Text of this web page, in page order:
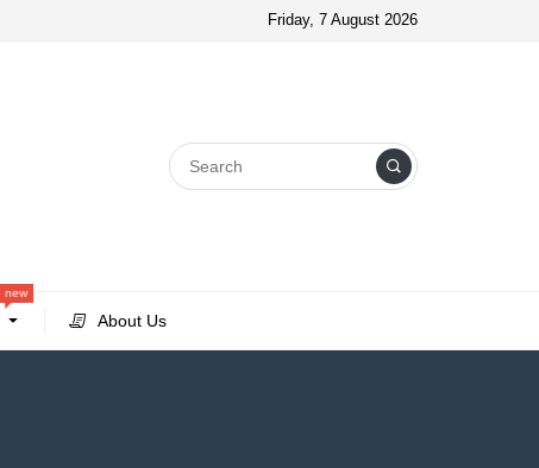
Friday, 7 August 2026
new
About Us